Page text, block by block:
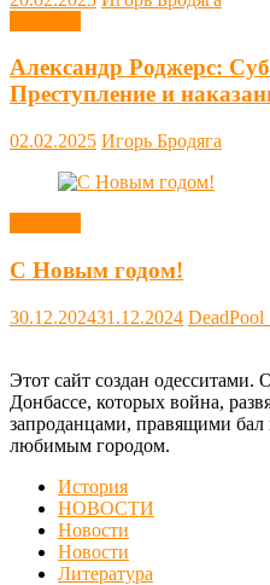
Александр Роджерс:
Преступление и
02.02.2025 Игорь Бродяга
С Новым годом!
30.12.202431.12.2024 DeadPool
Этот сайт создан
Донбассе, которых война,
запроданцами, правящими бал
любимым городом.
История
НОВОСТИ
Новости
Новости
Литература